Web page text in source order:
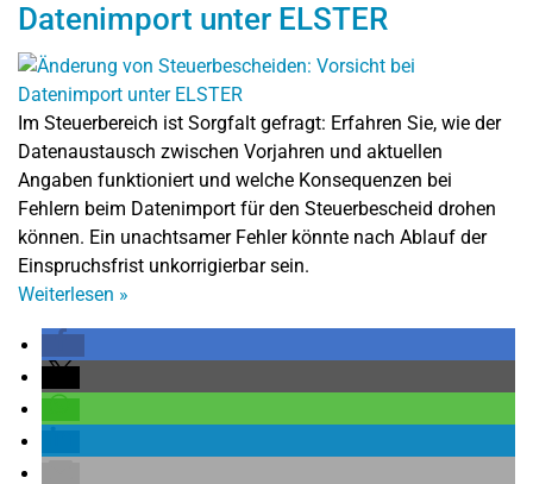
Datenimport unter ELSTER
Im Steuerbereich ist Sorgfalt gefragt: Erfahren Sie, wie der
Datenaustausch zwischen Vorjahren und aktuellen
Angaben funktioniert und welche Konsequenzen bei
Fehlern beim Datenimport für den Steuerbescheid drohen
können. Ein unachtsamer Fehler könnte nach Ablauf der
Einspruchsfrist unkorrigierbar sein.
Weiterlesen »